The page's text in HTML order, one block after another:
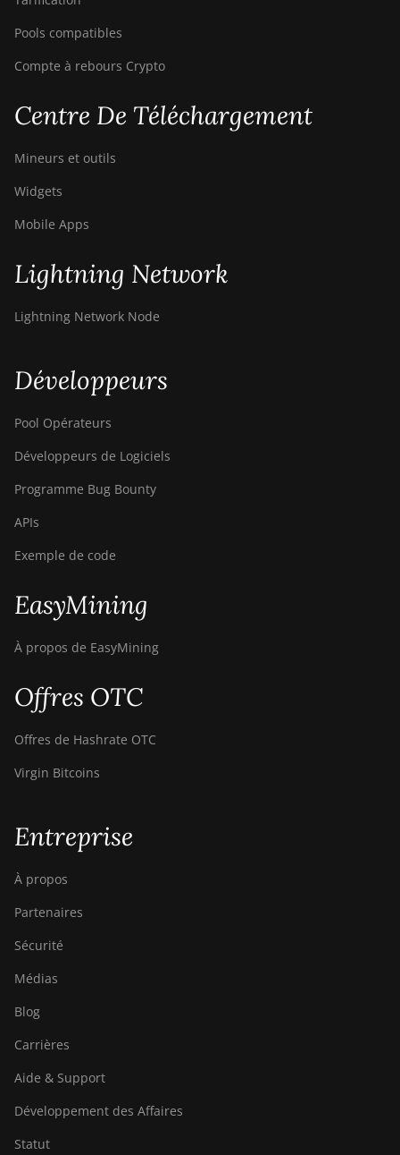
Pools compatibles
Compte à rebours Crypto
Centre De Téléchargement
Mineurs et outils
Widgets
Mobile Apps
Lightning Network
Lightning Network Node
Développeurs
Pool Opérateurs
Développeurs de Logiciels
Programme Bug Bounty
APIs
Exemple de code
EasyMining
À propos de EasyMining
Offres OTC
Offres de Hashrate OTC
Virgin Bitcoins
Entreprise
À propos
Partenaires
Sécurité
Médias
Blog
Carrières
Aide & Support
Développement des Affaires
Statut